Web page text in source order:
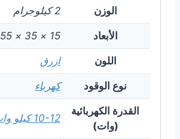
الوزن 2 كيلوجرام
الأبعاد 15 × 35 × 55 سنتيميتر
اللون ازرق
نوع الوقود كهرباء
القدرة الكهربائية
(وات)
10-12 كيلو وات